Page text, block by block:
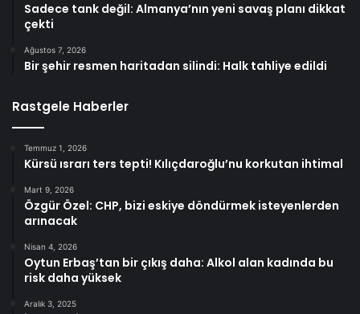
Sadece tank değil: Almanya’nın yeni savaş planı dikkat
çekti
Ağustos 7, 2026
Bir şehir resmen haritadan silindi: Halk tahliye edildi
Rastgele Haberler
Temmuz 1, 2026
Kürsü ısrarı ters tepti! Kılıçdaroğlu’nu korkutan ihtimal
Mart 9, 2026
Özgür Özel: CHP, bizi eskiye döndürmek isteyenlerden
arınacak
Nisan 4, 2026
Oytun Erbaş’tan bir çıkış daha: Alkol alan kadında bu
risk daha yüksek
Aralık 3, 2025